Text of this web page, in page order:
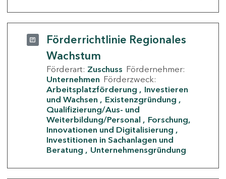
Förderrichtlinie Regionales
Wachstum
Förderart: Zuschuss Fördernehmer:
Unternehmen Förderzweck:
Arbeitsplatzförderung
Investieren
und Wachsen
Existenzgründung
Qualifizierung/Aus- und
Weiterbildung/Personal
Forschung,
Innovationen und Digitalisierung
Investitionen in Sachanlagen und
Beratung
Unternehmensgründung